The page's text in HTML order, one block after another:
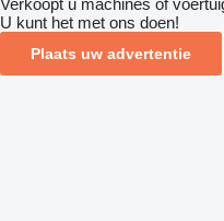
Verkoopt u machines of
U kunt het met ons doen!
Plaats uw advertentie